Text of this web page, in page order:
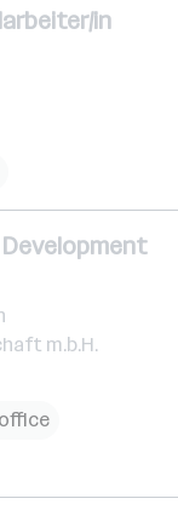
in
Development
m.b.H.